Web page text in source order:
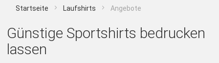
LAUFSHIRTS
Startseite Laufshirts Angebote
Günstige Sportshirts bedrucken
lassen